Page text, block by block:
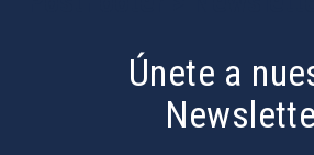
Únete a